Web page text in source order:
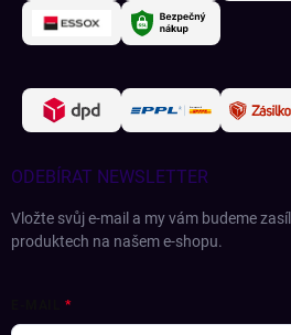
ODEBÍRAT NEWSLETTER
Vložte svůj e-mail a my vám budeme
produktech na našem e-shopu.